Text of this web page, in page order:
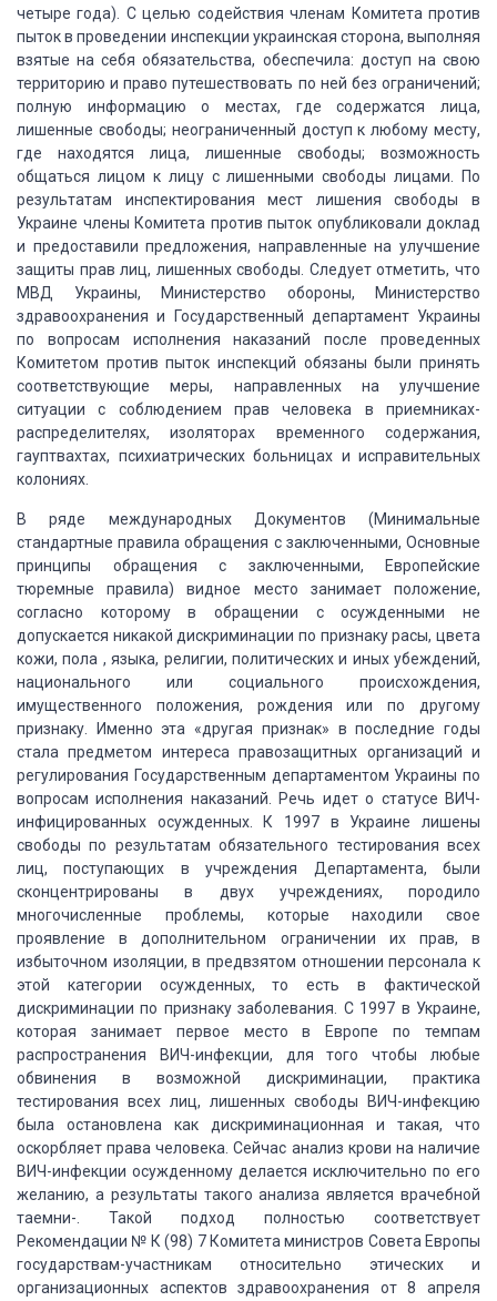
четыре года). С целью содействия членам Комитета против
пыток в проведении инспекции украинская сторона, выполняя
взятые на себя обязательства, обеспечила: доступ на свою
территорию и право путешествовать по ней без ограничений;
полную информацию о местах, где содержатся лица,
лишенные свободы; неограниченный доступ к любому месту,
где находятся лица, лишенные свободы; возможность
общаться лицом к лицу с лишенными свободы лицами. По
результатам инспектирования мест лишения свободы в
Украине члены Комитета против пыток опубликовали доклад
и предоставили предложения, направленные на улучшение
защиты прав лиц, лишенных свободы. Следуетотметить, что
МВД Украины, Министерство обороны, Министерство
здравоохранения и Государственный департамент Украины
по вопросам исполнения наказаний после проведенных
Комитетом против пыток инспекций обязаны были принять
соответствующие меры, направленныхна улучшение
ситуации с соблюдением прав человека в приемниках-
распределителях, изоляторах временного содержания,
гауптвахтах, психиатрических больницах и исправительных
колониях.
В ряде международных Документов (Минимальные
стандартные правила обращения с заключенными, Основные
принципы обращения с заключенными, Европейские
тюремные правила) видное место занимает положение,
согласно которомув обращении с осужденными не
допускается никакой дискриминации по признаку расы, цвета
кожи, пола , языка, религии, политических и иных убеждений,
национального или социального происхождения,
имущественного положения, рождения или по другому
признаку. Именно эта «другая признак» в последние годы
стала предметом интереса правозащитных организаций и
регулирования Государственным департаментом Украины по
вопросам исполнения наказаний. Речь идет о статусе ВИЧ-
инфицированных осужденных. К 1997 в Украине лишены
свободы по результатам обязательного тестирования всех
лиц, поступающих в учреждения Департамента, были
сконцентрированы в двух учреждениях, породило
многочисленные проблемы, которые находили свое
проявление в дополнительном ограничении их прав, в
избыточном изоляции, в предвзятом отношении персонала к
этой категории осужденных, то есть в фактической
дискриминации по признаку заболевания.
С 1997 в Украине,
которая занимает первое место в Европе по темпам
распространения ВИЧ-инфекции, для того чтобы любые
обвинения в возможной дискриминации, практика
тестирования всех лиц, лишенных свободы ВИЧ-инфекцию
была остановлена как дискриминационная и такая, что
оскорбляет права человека. Сейчас анализ крови на наличие
ВИЧ-инфекции осужденному делается исключительно по его
желанию, а результаты такого анализа является врачебной
таемни-. Такой подход полностью соответствует
Рекомендации № К (98) 7Комитета министров Совета Европы
государствам-участникам относительно этических и
организационных аспектов здравоохранения от 8 апреля